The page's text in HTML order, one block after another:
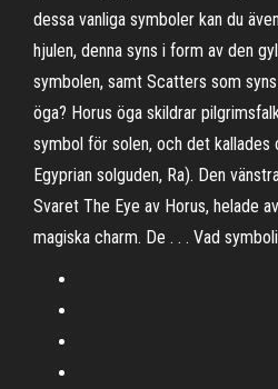
dessa vanliga symboler kan du
hjulen, denna syns i form av den
symbolen, samt Scatters som
öga? Horus öga skildrar
symbol för solen, och det kallades
Egyprian solguden, Ra). Den
Svaret The Eye av Horus, helade
magiska charm. De . . . Vad